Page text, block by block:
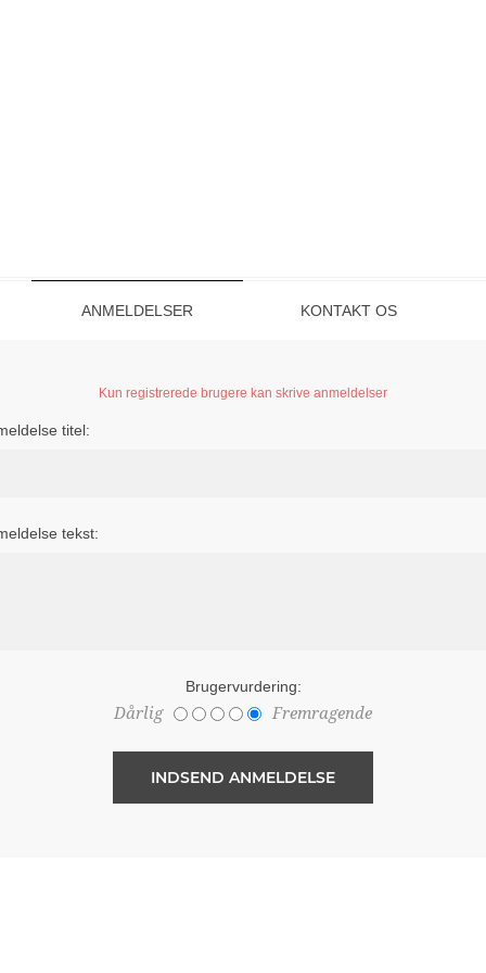
ANMELDELSER KONTAKT OS
Kun registrerede brugere kan skrive anmeldelser
titel:
tekst:
Brugervurdering:
Dårlig Fremragende